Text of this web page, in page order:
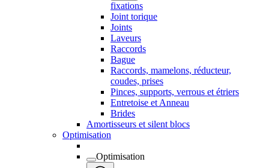
fixations
Joint torique
Joints
Laveurs
Raccords
Bague
Raccords, mamelons, réducteur,
coudes, prises
Pinces, supports, verrous et étriers
Entretoise et Anneau
Brides
Amortisseurs et silent blocs
Optimisation
Optimisation